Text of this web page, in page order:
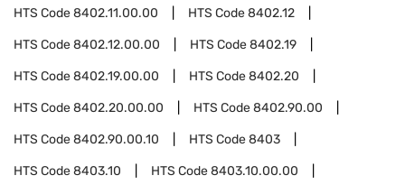
HTS Code8402.11.00.00 HTS Code8402.12
HTS Code8402.12.00.00 HTS Code8402.19
HTS Code8402.19.00.00 HTS Code8402.20
HTS Code8402.20.00.00 HTS Code8402.90.00
HTS Code8402.90.00.10 HTS Code8403
HTS Code8403.10 HTS Code8403.10.00.00